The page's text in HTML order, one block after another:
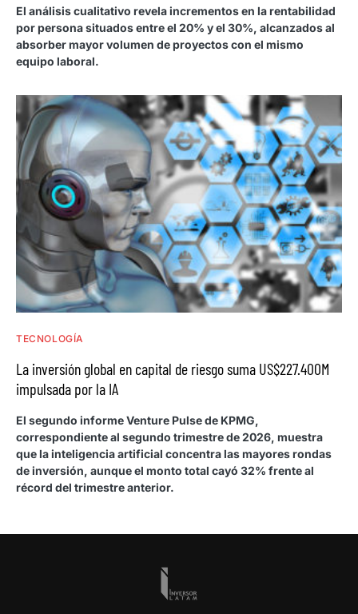
El análisis cualitativo revela incrementos en la rentabilidad
por persona situados entre el 20% y el 30%, alcanzados al
absorber mayor volumen de proyectos con el mismo
equipo laboral.
TECNOLOGÍA
La inversión global en capital de riesgo suma US$227.400M
impulsada por la IA
El segundo informe Venture Pulse de KPMG,
correspondiente al segundo trimestre de 2026, muestra
que la inteligencia artificial concentra las mayores rondas
de inversión, aunque el monto total cayó 32% frente al
récord del trimestre anterior.